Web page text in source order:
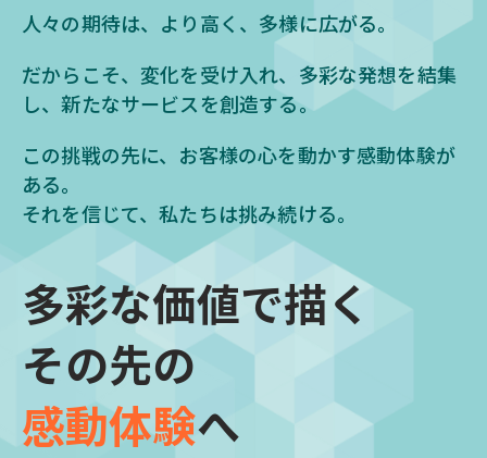
人々の期待は、より高く、多様に広がる。
だからこそ、変化を受け入れ、多彩な発想を結集
し、新たなサービスを創造する。
この挑戦の先に、お客様の心を動かす感動体験が
ある。
それを信じて、私たちは挑み続ける。
多彩な価値で描く
その先の
感動体験へ